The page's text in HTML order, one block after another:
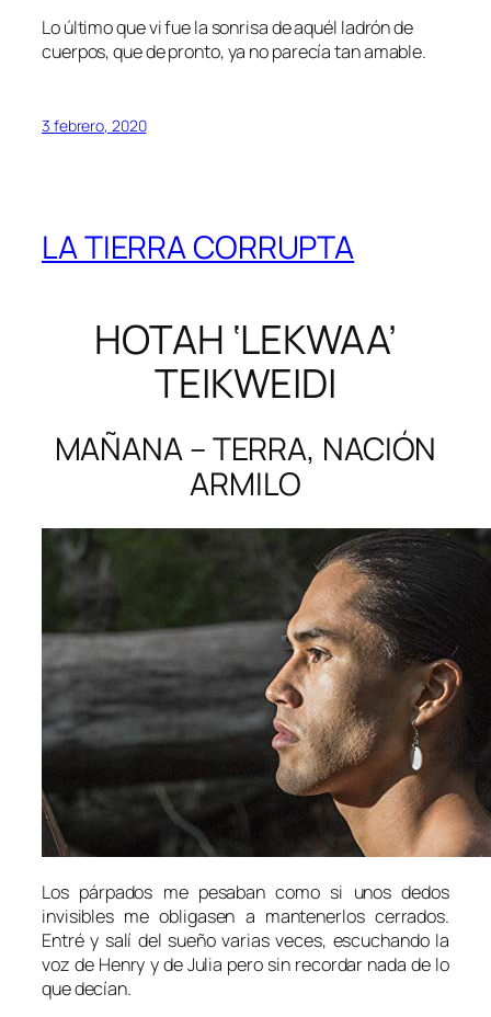
Lo último que vi fue la sonrisa de aquél ladrón de
cuerpos, que de pronto, ya no parecía tan amable.
3 febrero, 2020
LA TIERRA CORRUPTA
HOTAH ‘LEKWAA’
TEIKWEIDI
MAÑANA – TERRA, NACIÓN
ARMILO
Los párpados me pesaban como si unos dedos
invisibles me obligasen a mantenerlos cerrados.
Entré y salí del sueño varias veces, escuchando la
voz de Henry y de Julia pero sin recordar nada de lo
que decían.